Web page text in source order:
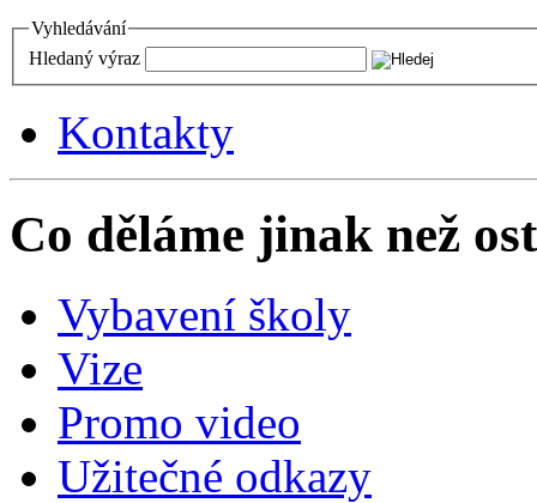
Vyhledávání
Hledaný výraz
Kontakty
Co děláme jinak než
Vybavení školy
Vize
Promo video
Užitečné odkazy